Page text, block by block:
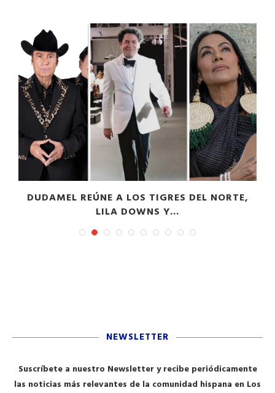
DUDAMEL REÚNE A LOS TIGRES DEL NORTE,
LILA DOWNS Y...
NEWSLETTER
Suscríbete a nuestro Newsletter y recibe periódicamente
las noticias más relevantes de la comunidad hispana en Los